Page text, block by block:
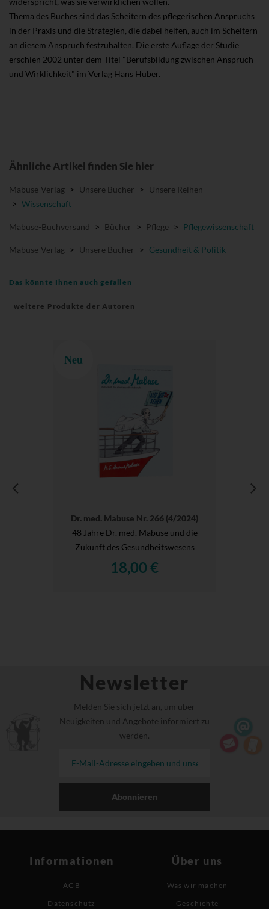
Thema des Buches sind das Scheitern des pflegerischen Anspruchs
in der Praxis und die Strategien, die dabei helfen, auch im Scheitern
an diesem Anspruch festzuhalten. Die erste Auflage der Studie
erschien 2002 unter dem Titel "Berufsbildung zwischen Anspruch
und Wirklichkeit" im Verlag Hans Huber.
Ähnliche Artikel finden Sie hier
Mabuse-Verlag > Unsere Bücher > Unsere Reihen
> Wissenschaft
Mabuse-Buchversand > Bücher > Pflege > Pflegewissenschaft
Mabuse-Verlag > Unsere Bücher > Gesundheit & Politik
Das könnte Ihnen auch gefallen
weitere Produkte der Autoren
Neu
Dr. med. Mabuse Nr. 266 (4/2024)
48 Jahre Dr. med. Mabuse und die
Zukunft des Gesundheitswesens
18,00 €
Newsletter
Melden Sie sich jetzt an, um über
Neuigkeiten und Angebote informiert zu
werden.
Abonnieren
Informationen
AGB
Datenschutz
Über uns
Was wir machen
Geschichte